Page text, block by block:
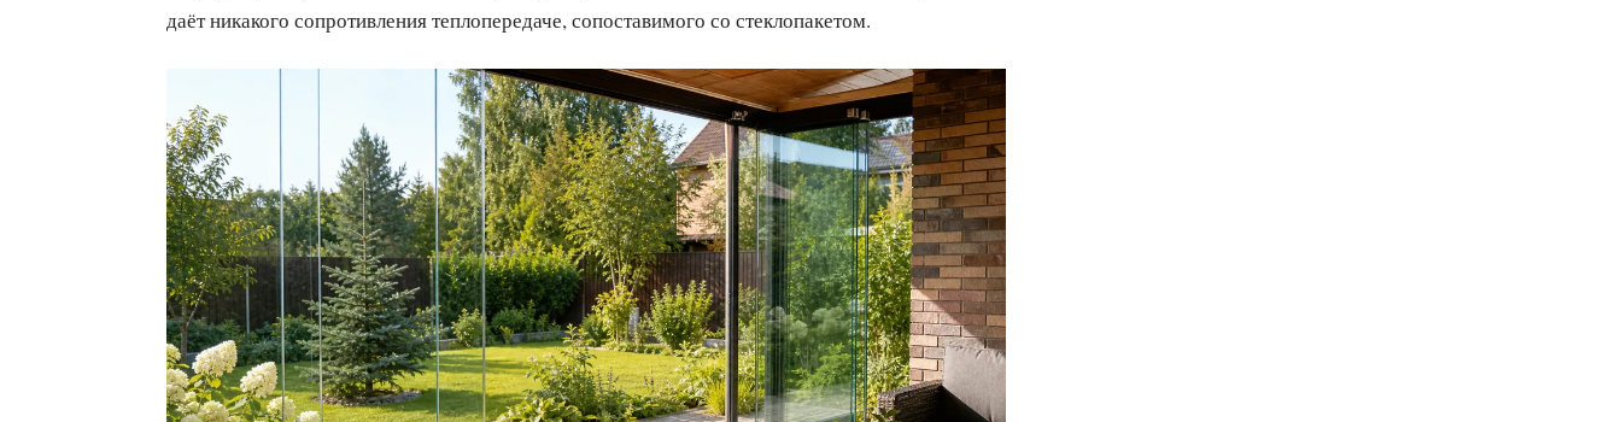
даёт никакого сопротивления теплопередаче, сопоставимого со стеклопакетом.